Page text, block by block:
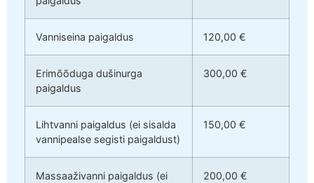
Vanniseina paigaldus 120,00 €
Erimõõduga dušinurga
paigaldus
300,00 €
Lihtvanni paigaldus (ei sisalda
vannipealse segisti paigaldust)
150,00 €
Massaaživanni paigaldus (ei
200,00 €